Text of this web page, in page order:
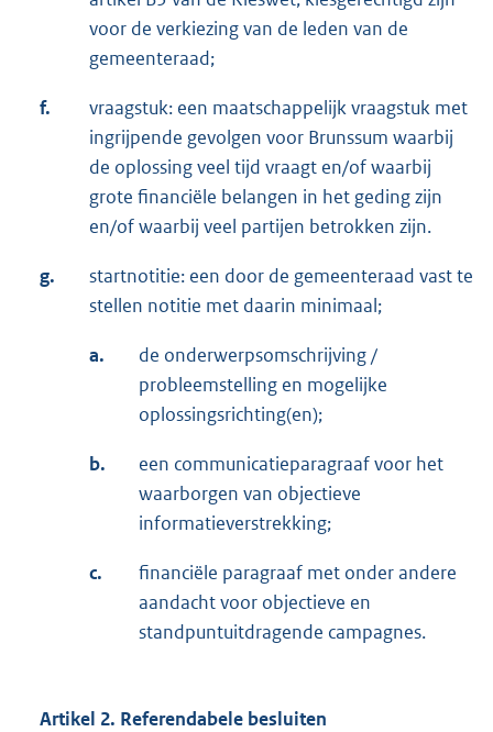
voor de verkiezing van de leden van de
gemeenteraad;
f.
vraagstuk: een maatschappelijk vraagstuk met
ingrijpende gevolgen voor Brunssum waarbij
de oplossing veel tijd vraagt en/of waarbij
grote financiële belangen in het geding zijn
en/of waarbij veel partijen betrokken zijn.
g.
startnotitie: een door de gemeenteraad vast te
stellen notitie met daarin minimaal;
a.
de onderwerpsomschrijving /
probleemstelling en mogelijke
oplossingsrichting(en);
b.
een communicatieparagraaf voor het
waarborgen van objectieve
informatieverstrekking;
c.
financiële paragraaf met onder andere
aandacht voor objectieve en
standpuntuitdragende campagnes.
Artikel 2. Referendabele besluiten